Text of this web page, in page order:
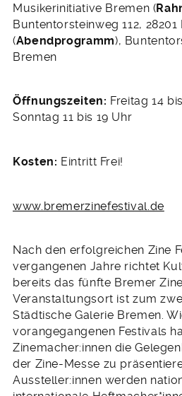
Musikerinitiative Bremen (
Buntentorsteinweg 112,
(Abendprogramm),
Bremen
Öffnungszeiten: Freitag 14
Sonntag 11 bis 19 Uhr
Kosten: Eintritt Frei!
www.bremerzinefestival.de
Nach den erfolgreichen Zine
vergangenen Jahre richtet
bereits das fünfte Bremer
Veranstaltungsort ist zum
Städtische Galerie Bremen.
vorangegangenen Festivals
Zinemacher:innen die
der Zine-Messe zu
Aussteller:innen werden